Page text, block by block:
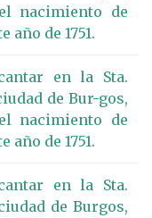
nacimiento de
año de 1751.
en la Sta.
de Bur-gos,
nacimiento de
año de 1751.
en la Sta.
de Burgos,